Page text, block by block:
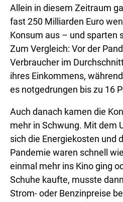
Allein in diesem Zeitraum
fast 250 Milliarden Euro
Konsum aus – und sparten
Zum Vergleich: Vor der
Verbraucher im
ihres Einkommens,
es notgedrungen bis zu 16
Auch danach kamen die
mehr in Schwung. Mit dem
sich die Energiekosten und
Pandemie waren schnell
einmal mehr ins Kino ging
Schuhe kaufte, musste
Strom- oder Benzinpreise